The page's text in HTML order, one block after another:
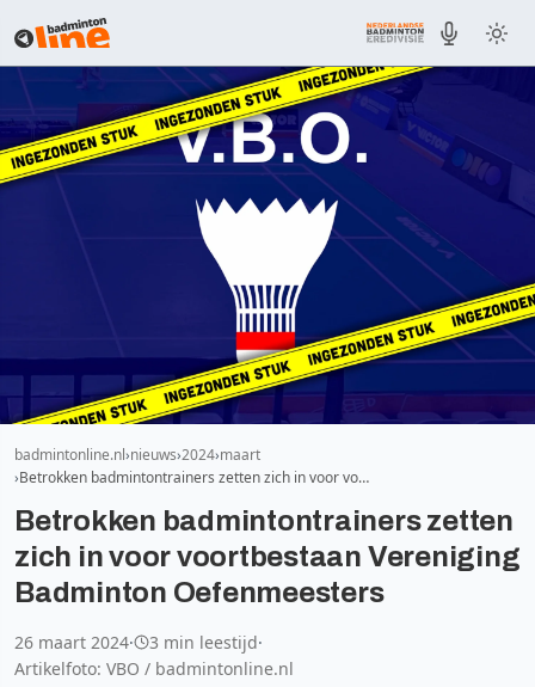
badmintonline.nl nieuws 2024 maart
Betrokken badmintontrainers zetten zich in voor vo…
Betrokken badmintontrainers zetten
zich in voor voortbestaan Vereniging
Badminton Oefenmeesters
26 maart 2024· 3 min leestijd·
Artikelfoto: VBO / badmintonline.nl